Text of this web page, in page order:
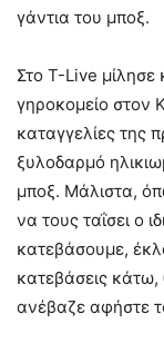
γάντια του μποξ.
Στο T-Live
γηροκομείο στον
καταγγελίες της
ξυλοδαρμό
μποξ. Μάλιστα,
να τους ταΐσει ο
κατεβάσουμε,
κατεβάσεις κάτω,
ανέβαζε αφήστε